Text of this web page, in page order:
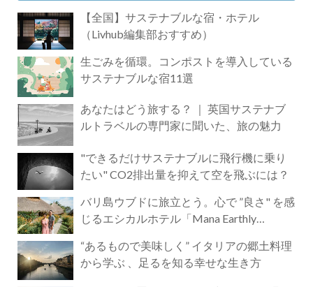
【全国】サステナブルな宿・ホテル
（Livhub編集部おすすめ）
生ごみを循環。コンポストを導入している
サステナブルな宿11選
あなたはどう旅する？ ｜ 英国サステナブ
ルトラベルの専門家に聞いた、旅の魅力
"できるだけサステナブルに飛行機に乗り
たい" CO2排出量を抑えて空を飛ぶには？
バリ島ウブドに旅立とう。心で ”良さ" を感
じるエシカルホテル「Mana Earthly
“あるもので美味しく” イタリアの郷土料理
から学ぶ 、足るを知る幸せな生き方